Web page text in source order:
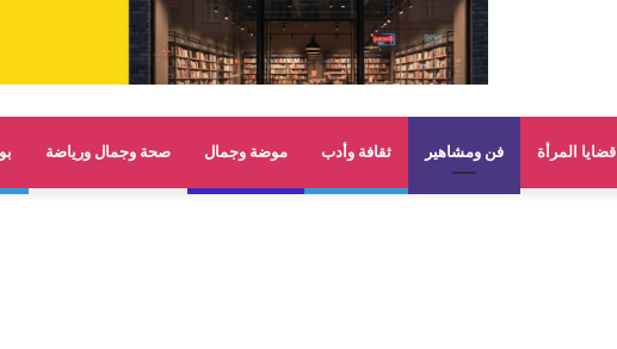
قضايا المرأة فن ومشاهير ثقافة وأدب موضة وجمال صحة وجمال ورياضة